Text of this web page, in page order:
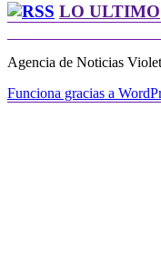
LO ULTIMO
Agencia de Noticias
Funciona gracias a